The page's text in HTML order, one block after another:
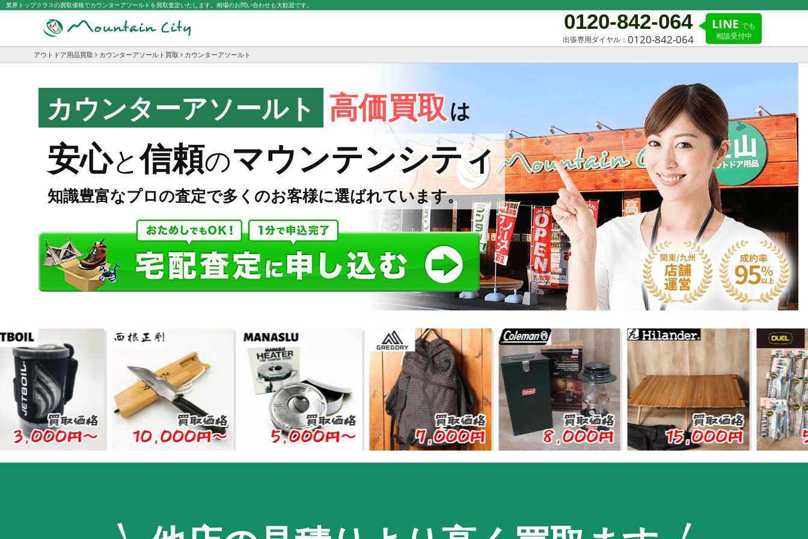
業界トップクラスの買取価格でカウンターアソールトを買取査定いたします。相場のお問い合わせも大歓迎です。
LINE でも
相談受付中
0120-842-064
出張専用ダイヤル： 0120-842-064
アウトドア用品買取 カウンターアソールト買取 カウンターアソールト
カウンターアソールト 高価買取は
安心と信頼のマウンテンシティ
知識豊富なプロの査定で多くのお客様に選ばれています。
買取価格
円〜
買取価格
10,000円〜
買取価格
5,000円〜
買取価格
7,000円
買取価格
8,000円
買取価格
15,000円
買